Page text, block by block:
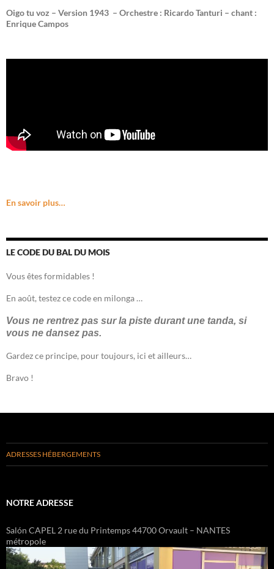
Oigo tu voz – Version 1943 – Orchestre : Ricardo Tanturi – chant :
Enrique Campos
En savoir plus…
LE CODE DU BAL DU MOIS
Vous êtes formidables !
En août, testez ce code en milonga …
Vous ne rentrez pas sur la piste durant une tanda, si
vous ne dansez pas.
Gardez ce principe, pour toujours, ici et ailleurs…
Bravo !
ADRESSES HÉBERGEMENTS
NOTRE ADRESSE
Salón CAPEL 2 rue du Printemps 44700 Orvault – NANTES
métropole